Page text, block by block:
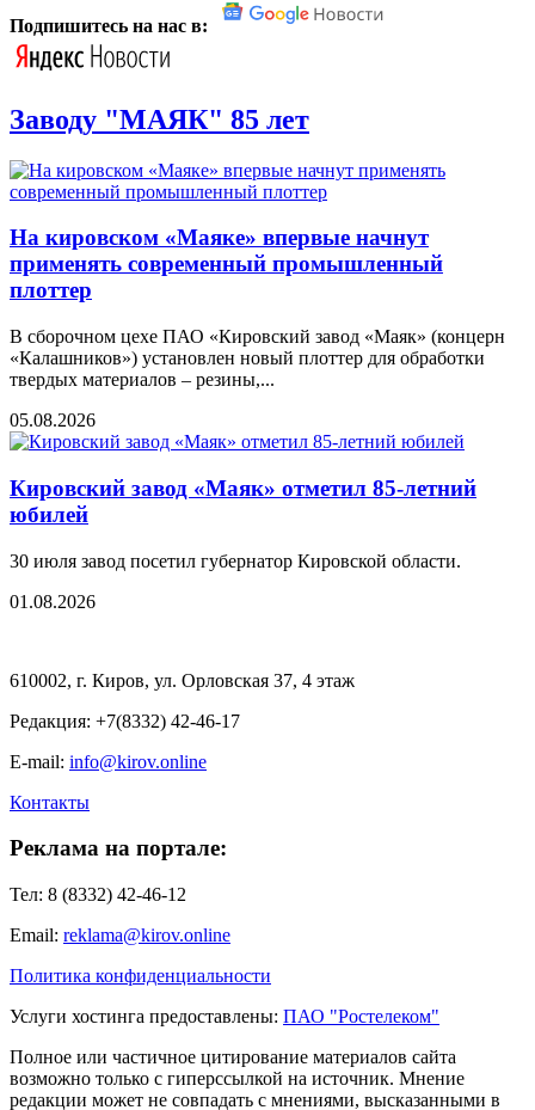
Подпишитесь на нас в:
Заводу "МАЯК" 85 лет
На кировском «Маяке» впервые начнут
применять современный промышленный
плоттер
В сборочном цехе ПАО «Кировский завод «Маяк» (концерн
«Калашников») установлен новый плоттер для обработки
твердых материалов – резины,...
05.08.2026
Кировский завод «Маяк» отметил 85-летний
юбилей
30 июля завод посетил губернатор Кировской области.
01.08.2026
610002, г. Киров, ул. Орловская 37, 4 этаж
Редакция: +7(8332) 42-46-17
E-mail: info@kirov.online
Контакты
Реклама на портале:
Тел: 8 (8332) 42-46-12
Email: reklama@kirov.online
Политика конфиденциальности
Услуги хостинга предоставлены: ПАО "Ростелеком"
Полное или частичное цитирование материалов сайта
возможно только с гиперссылкой на источник. Мнение
редакции может не совпадать с мнениями, высказанными в